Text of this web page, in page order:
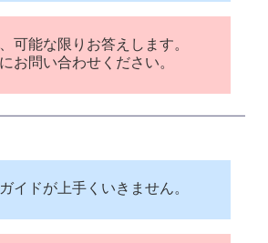
可能な限りお答えします。
お問い合わせください。
イドが上手くいきません。